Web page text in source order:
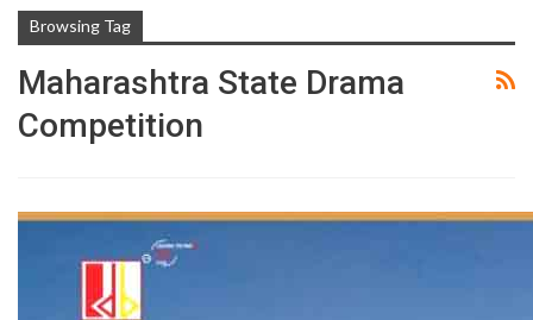
Browsing Tag
Maharashtra State Drama
Competition